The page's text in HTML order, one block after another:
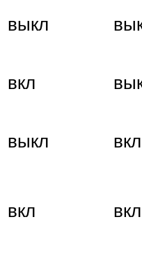
выкл
вкл
выкл
вкл
вкл вкл